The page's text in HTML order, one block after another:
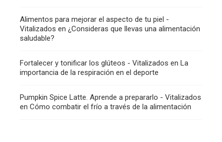
Alimentos para mejorar el aspecto de tu piel -
Vitalizados en ¿Consideras que llevas una alimentación
saludable?
Fortalecer y tonificar los glúteos - Vitalizados en La
importancia de la respiración en el deporte
Pumpkin Spice Latte. Aprende a prepararlo - Vitalizados
en Cómo combatir el frío a través de la alimentación